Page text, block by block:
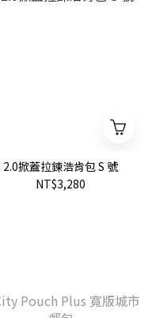
2.0掀蓋拉鍊浩肯包 S 號
NT$3,280